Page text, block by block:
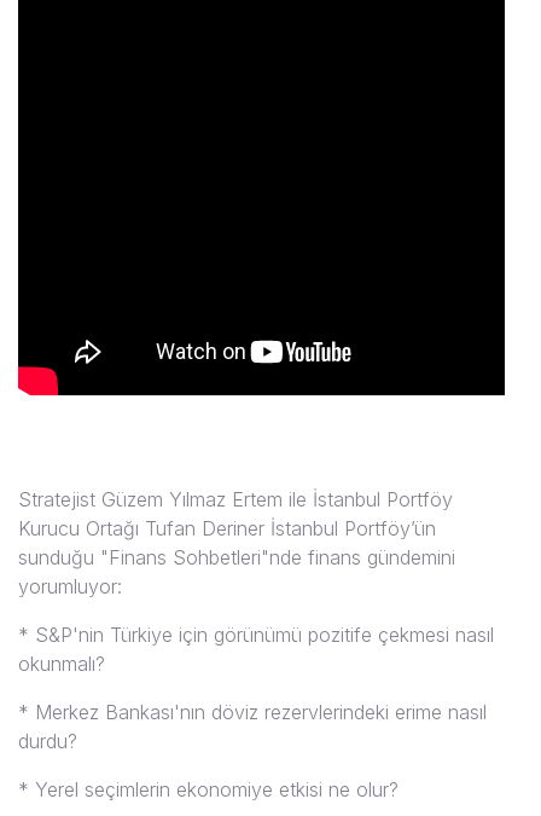
Stratejist Güzem Yılmaz Ertem ile İstanbul Portföy
Kurucu Ortağı Tufan Deriner İstanbul Portföy’ün
sunduğu "Finans Sohbetleri"nde finans gündemini
yorumluyor:
* S&P'nin Türkiye için görünümü pozitife çekmesi nasıl
okunmalı?
* Merkez Bankası'nın döviz rezervlerindeki erime nasıl
durdu?
* Yerel seçimlerin ekonomiye etkisi ne olur?